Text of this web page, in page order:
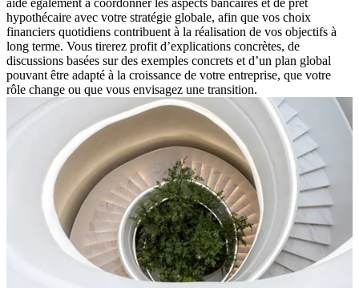
aide également à coordonner les aspects bancaires et de prêt
hypothécaire avec votre stratégie globale, afin que vos choix
financiers quotidiens contribuent à la réalisation de vos objectifs à
long terme. Vous tirerez profit d’explications concrètes, de
discussions basées sur des exemples concrets et d’un plan global
pouvant être adapté à la croissance de votre entreprise, que votre
rôle change ou que vous envisagez une transition.